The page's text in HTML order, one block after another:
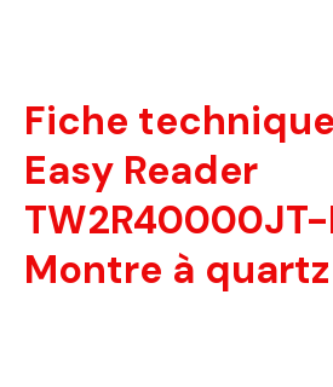
Fiche
Easy Reader
Montre à